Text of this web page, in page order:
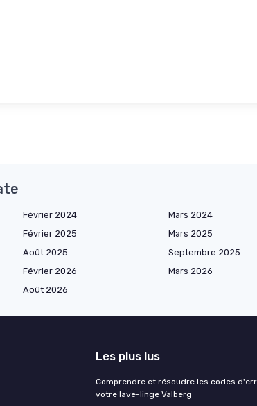
Février 2024 Mars 2024
Février 2025 Mars 2025
Août 2025 Septembre 2025
Février 2026 Mars 2026
Août 2026
Les plus lus
Comprendre et résoudre les codes
votre lave-linge Valberg